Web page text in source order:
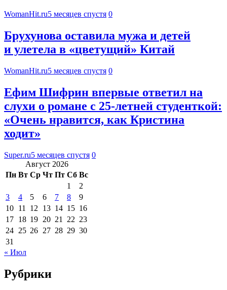
WomanHit.ru5 месяцев спустя 0
Брухунова оставила мужа и детей
и улетела в «цветущий» Китай
WomanHit.ru5 месяцев спустя 0
Ефим Шифрин впервые ответил на
слухи о романе с 25-летней студенткой:
«Очень нравится, как Кристина
ходит»
Super.ru5 месяцев спустя 0
Август 2026
Пн Вт Ср Чт Пт Сб Вс
1
2
3
4 5 6 7 8
9
10 11 12 13 14 15 16
17 18 19 20 21 22 23
24 25 26 27 28 29 30
31
« Июл
Рубрики